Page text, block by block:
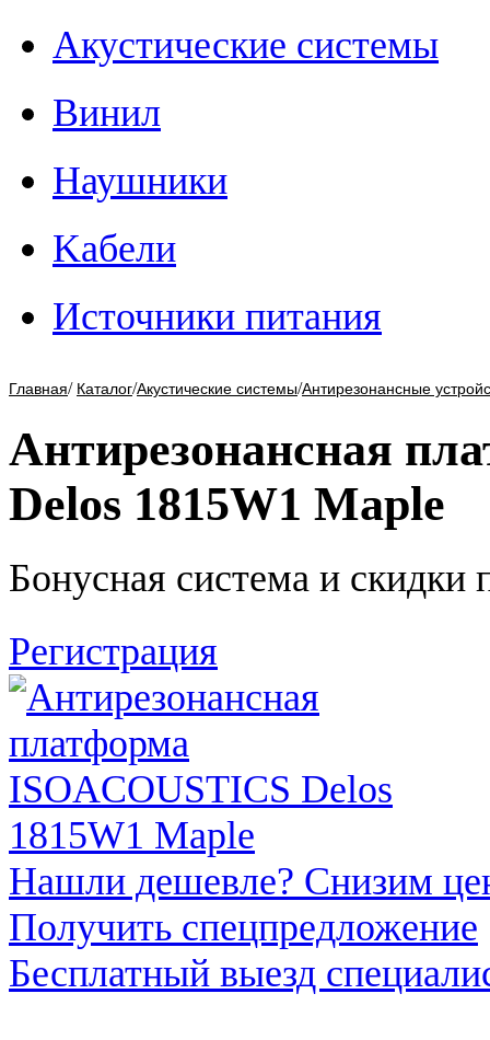
Акустические системы
Винил
Наушники
Kабели
Источники питания
Главная/ Каталог/Акустические системы/Антирезонансные
Антирезонансная
Delos 1815W1 Maple
Бонусная система и скидки
Регистрация
Нашли дешевле? Снизим
Получить спецпредложение
Бесплатный выезд